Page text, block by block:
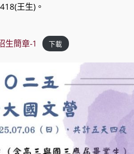
王生)。
生簡章-1 下載